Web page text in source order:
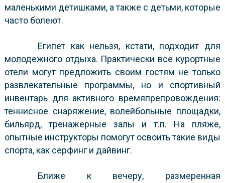
маленькими детишками, а также с детьми, которые
часто болеют.
Египет как нельзя, кстати, подходит для
молодежного отдыха. Практически все курортные
отели могут предложить своим гостям не только
развлекательные программы, но и спортивный
инвентарь для активного времяпрепровождения:
теннисное снаряжение, волейбольные площадки,
бильярд, тренажерные залы и т.п. На пляже,
опытные инструкторы помогут освоить такие виды
спорта, как серфинг и дайвинг.
Ближе к вечеру, размеренная